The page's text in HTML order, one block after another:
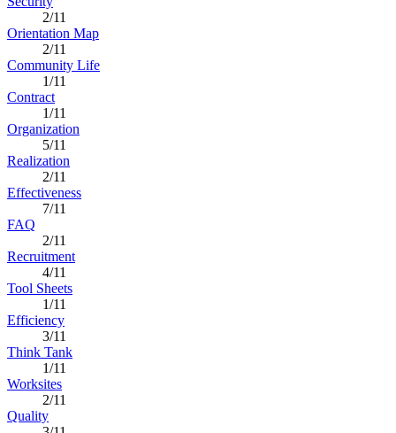
2/11
Orientation Map
2/11
Community Life
1/11
Contract
1/11
Organization
5/11
Realization
2/11
Effectiveness
7/11
FAQ
2/11
Recruitment
4/11
Tool Sheets
1/11
Efficiency
3/11
Think Tank
1/11
Worksites
2/11
Quality